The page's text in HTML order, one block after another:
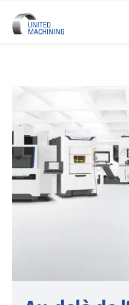
UNITED